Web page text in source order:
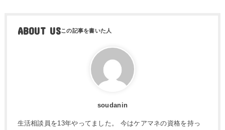
ABOUT US
soudanin
生活相談員を13年やってました。 今はケアマネの資格を持っ